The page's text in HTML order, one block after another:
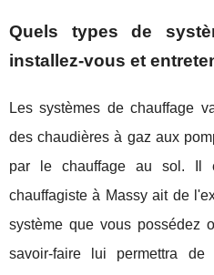
Quels types de
installez-vous et
Les systèmes de chauffage
des chaudières à gaz aux
par le chauffage au sol. Il
chauffagiste à Massy ait de
système que vous possédez
savoir-faire lui permettra